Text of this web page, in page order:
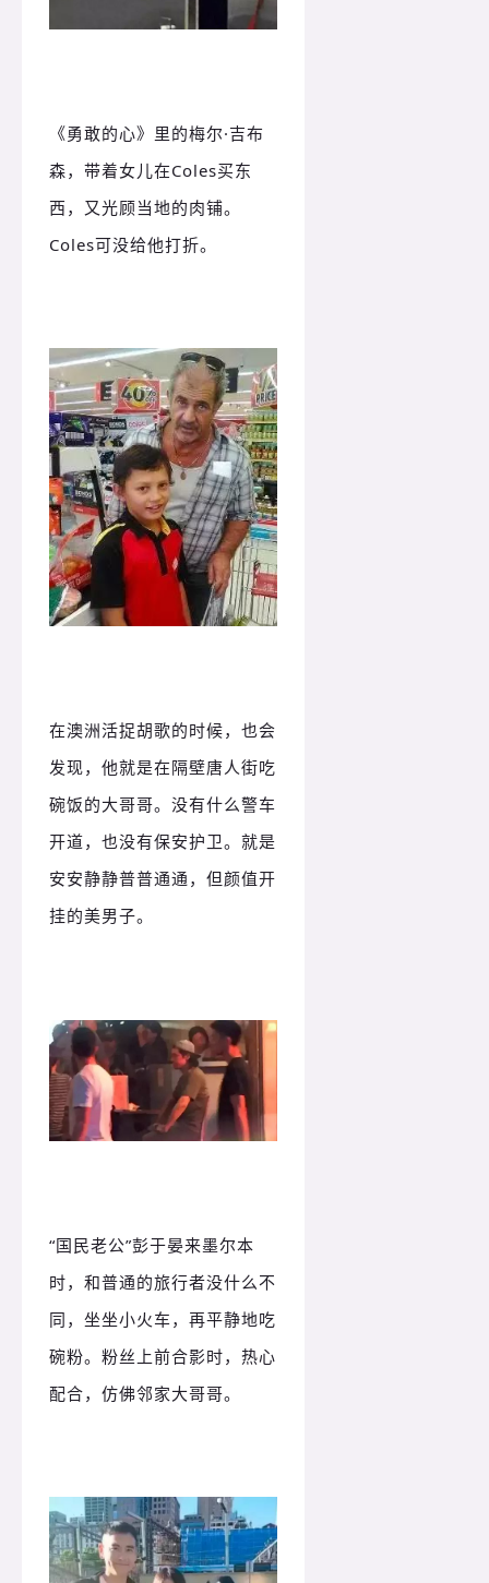
《勇敢的心》里的梅尔·吉布
森，带着女儿在Coles买东
西，又光顾当地的肉铺。
Coles可没给他打折。
在澳洲活捉胡歌的时候，也会
发现，他就是在隔壁唐人街吃
碗饭的大哥哥。没有什么警车
开道，也没有保安护卫。就是
安安静静普普通通，但颜值开
挂的美男子。
“国民老公”彭于晏来墨尔本
时，和普通的旅行者没什么不
同，坐坐小火车，再平静地吃
碗粉。粉丝上前合影时，热心
配合，仿佛邻家大哥哥。